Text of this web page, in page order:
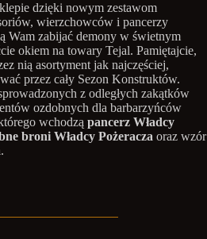
dzięki nowym zestawom
wierzchowców i pancerzy
Wam zabijać demony w świetnym
okiem na towary Tejal. Pamiętajcie,
nią asortyment jak najczęściej,
przez cały Sezon Konstruktów.
z odległych zakątków
ozdobnych dla barbarzyńców
wchodzą pancerz Władcy
broni Władcy Pożeracza oraz wzór
.